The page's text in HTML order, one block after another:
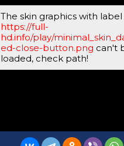
The skin graphics with label
https://full-
hd.info/play/
ed-close-button.png can't
loaded, check path!